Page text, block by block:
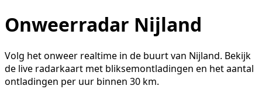
Onweerradar Nijland
Volg het onweer realtime in de buurt van Nijland. Bekijk
de live radarkaart met bliksemontladingen en het aantal
ontladingen per uur binnen 30 km.